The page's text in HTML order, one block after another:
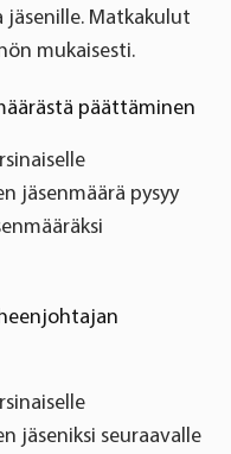
Matkakulut
mukaisesti.
päättäminen
jäsenmäärä pysyy
jäseniksi seuraavalle